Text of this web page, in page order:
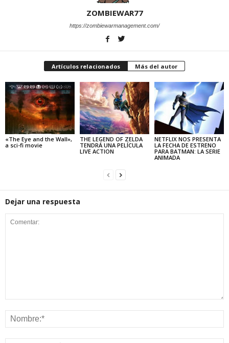
ZOMBIEWAR77
https://zombiewarmanagement.com/
Artículos relacionados Más del autor
«The Eye and the Wall»,
a sci-fi movie
THE LEGEND OF ZELDA
TENDRÁ UNA PELÍCULA
LIVE ACTION
NETFLIX NOS PRESENTA
LA FECHA DE ESTRENO
PARA BATMAN: LA SERIE
ANIMADA
Dejar una respuesta